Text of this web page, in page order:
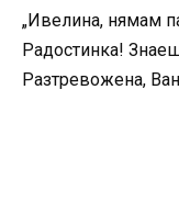
„Ивелина, нямам
Радостинка!
Разтревожена,